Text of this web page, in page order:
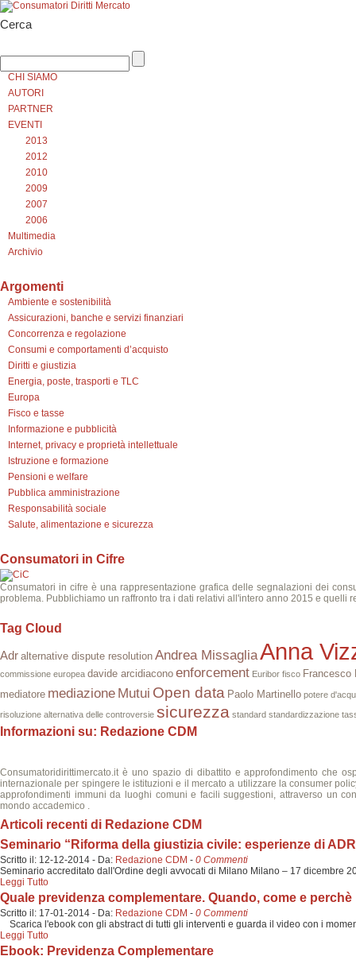
Cerca
CHI SIAMO
AUTORI
PARTNER
EVENTI
2013
2012
2010
2009
2007
2006
Multimedia
Archivio
Argomenti
Ambiente e sostenibilità
Assicurazioni, banche e servizi finanziari
Concorrenza e regolazione
Consumi e comportamenti d’acquisto
Diritti e giustizia
Energia, poste, trasporti e TLC
Europa
Fisco e tasse
Informazione e pubblicità
Internet, privacy e proprietà intellettuale
Istruzione e formazione
Pensioni e welfare
Pubblica amministrazione
Responsabilità sociale
Salute, alimentazione e sicurezza
Consumatori in Cifre
Consumatori in cifre è una rappresentazione grafica delle segnalazioni dei
problema. Pubblichiamo un raffronto tra i dati relativi all'intero anno 2015 e quelli
Tag Cloud
Adr alternative dispute resolution Andrea MissagliaAnna
commissione europea davide arcidiacono enforcement Euribor fisco Francesco
mediatore mediazione Mutui Open data Paolo Martinello potere
risoluzione alternativa delle controversie sicurezza standard standardizzazione
Informazioni su: Redazione CDM
Consumatoridirittimercato.it è uno spazio di dibattito e approfondimento che
internazionale per spingere le istituzioni e il mercato a utilizzare la consumer
approfondimenti immuni da luoghi comuni e facili suggestioni, attraverso un
mondo accademico .
Articoli recenti di Redazione CDM
Seminario “Riforma della giustizia civile: esperienze di
Scritto il: 12-12-2014 - Da: Redazione CDM - 0 Commenti
Seminario accreditato dall'Ordine degli avvocati di Milano Milano – 17 dicembre
Leggi Tutto
Quale previdenza complementare. Quando, come e perchè
Scritto il: 17-01-2014 - Da: Redazione CDM - 0 Commenti
Scarica l'ebook con gli abstract di tutti gli interventi e guarda il video con i
Leggi Tutto
Ebook: Previdenza Complementare